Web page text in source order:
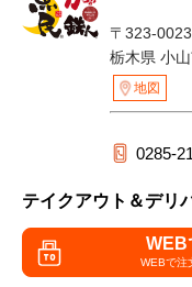
〒323-0023
栃木県 小
地図
0285-
テイクアウト＆デリ
WEB
WEBで注